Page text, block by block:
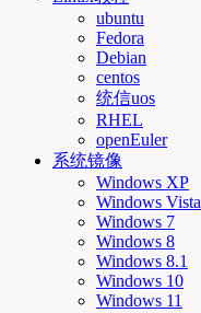
ubuntu
Fedora
Debian
centos
统信uos
RHEL
openEuler
系统镜像
Windows XP
Windows Vista
Windows 7
Windows 8
Windows 8.1
Windows 10
Windows 11